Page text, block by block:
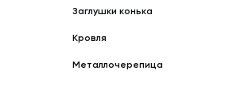
Заглушки конька
Кровля
Металлочерепица